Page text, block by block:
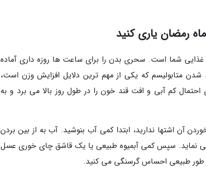
شما است. سحری بدن را برای ساعت ها روزه داری آماده
شدن متابولیسم که یکی از مهم ترین دلایل افزایش وزن است،
کم آبی و افت قند خون را در طول روز بالا می برد و به
اشتها ندارید، ابتدا کمی آب بنوشید. آب به از بین بردن
نماید. سپس کمی آبمیوه طبیعی یا یک قاشق چای خوری عسل
طور طبیعی احساس گرسنگی می کنید.